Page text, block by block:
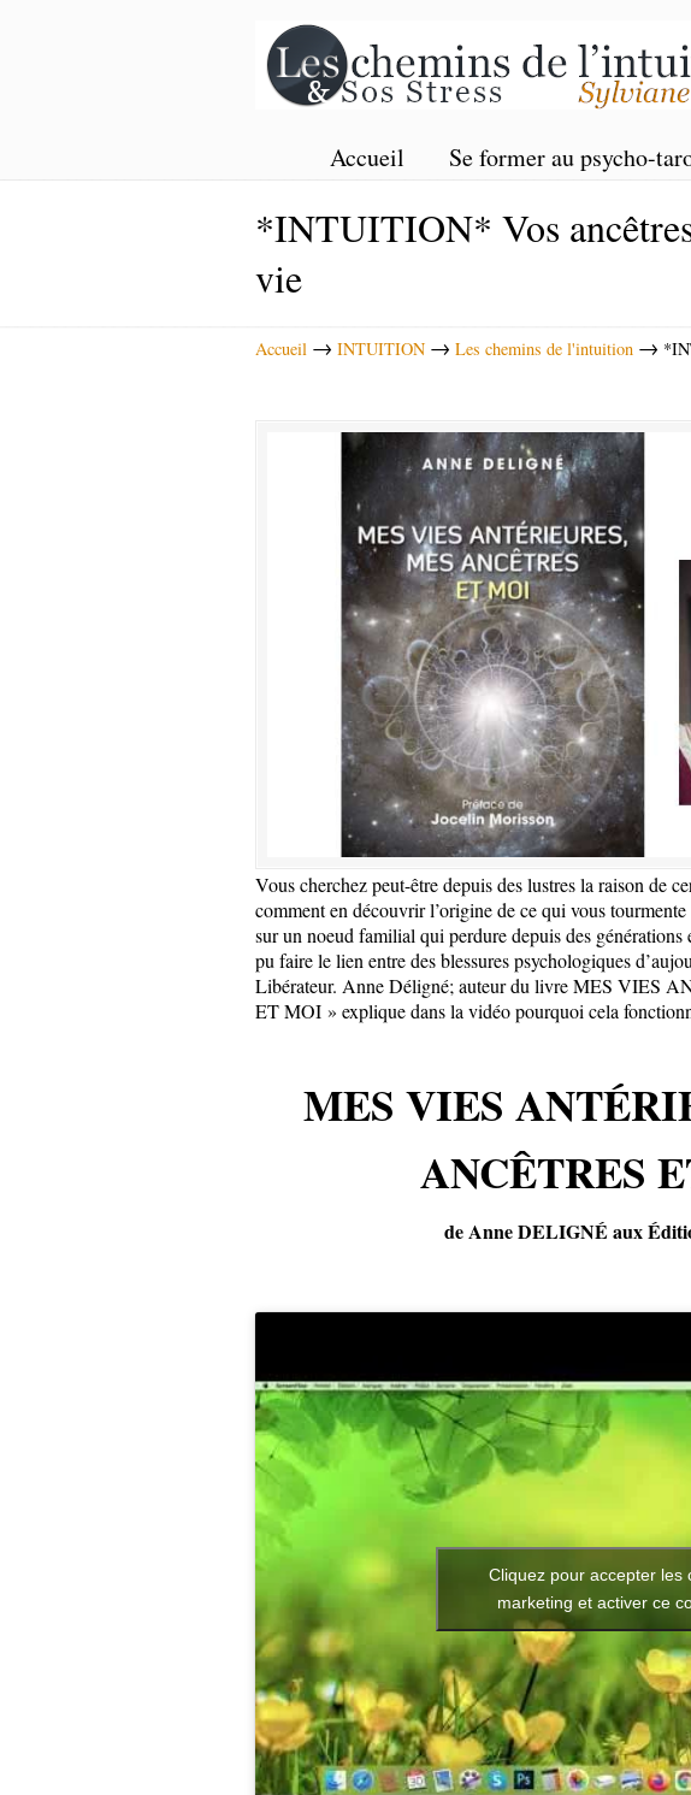
Accueil Se former au psycho-
*INTUITION* Vos
vie
Accueil → INTUITION → Les chemins de l'intuition →
Vous cherchez peut-être depuis des lustres la raison de
comment en découvrir l’origine de ce qui vous
sur un noeud familial qui perdure depuis des générations
pu faire le lien entre des blessures psychologiques
Libérateur. Anne Déligné; auteur du livre MES VIES
ET MOI » explique dans la vidéo pourquoi cela
MES VIES
ANCÊTRES
de Anne DELIGNÉ aux
Cliquez pour accepter les
marketing et activer ce